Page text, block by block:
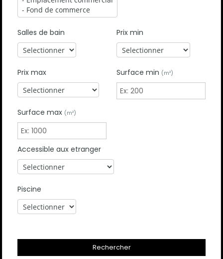
Salles de bain Prix min
Prix max Surface min (m²)
Surface max (m²)
Accessible aux etranger
Piscine